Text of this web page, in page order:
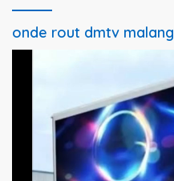
onde rout dmtv malang